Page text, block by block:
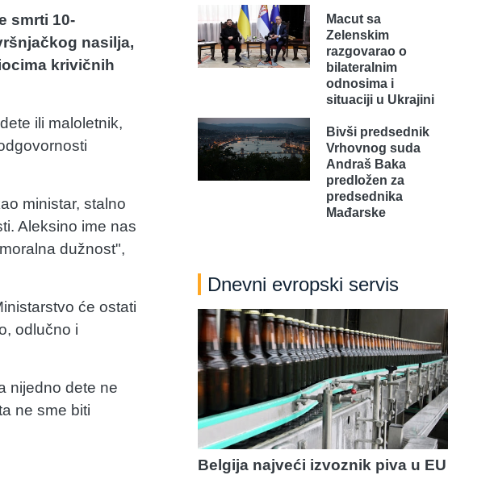
smrti 10-
nasilja,
krivičnih
ili maloletnik,
ministar, stalno
Aleksino ime nas
dužnost",
će ostati
odlučno i
nijedno dete ne
ne sme biti
Macut sa
Zelenskim
razgovarao o
bilateralnim
odnosima i
situaciji u Ukrajini
Bivši predsednik
Vrhovnog suda
Andraš Baka
predložen za
predsednika
Mađarske
Dnevni evropski servis
Belgija najveći izvoznik piva u EU